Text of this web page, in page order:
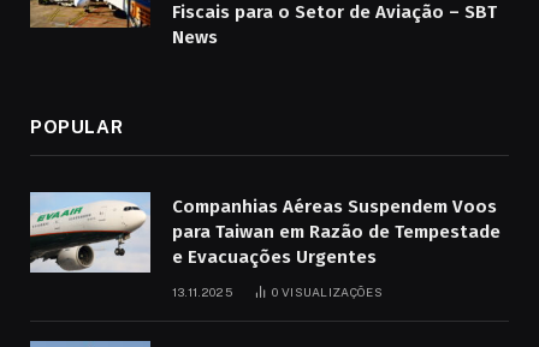
Fiscais para o Setor de Aviação – SBT
News
POPULAR
Companhias Aéreas Suspendem Voos
para Taiwan em Razão de Tempestade
e Evacuações Urgentes
13.11.2025 0 VISUALIZAÇÕES